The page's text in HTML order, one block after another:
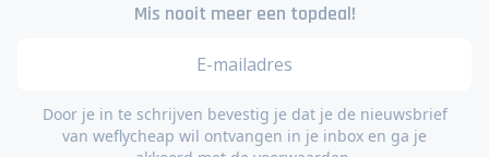
Mis nooit meer een topdeal!
Door je in te schrijven bevestig je dat je de nieuwsbrief
van weflycheap wil ontvangen in je inbox en ga je